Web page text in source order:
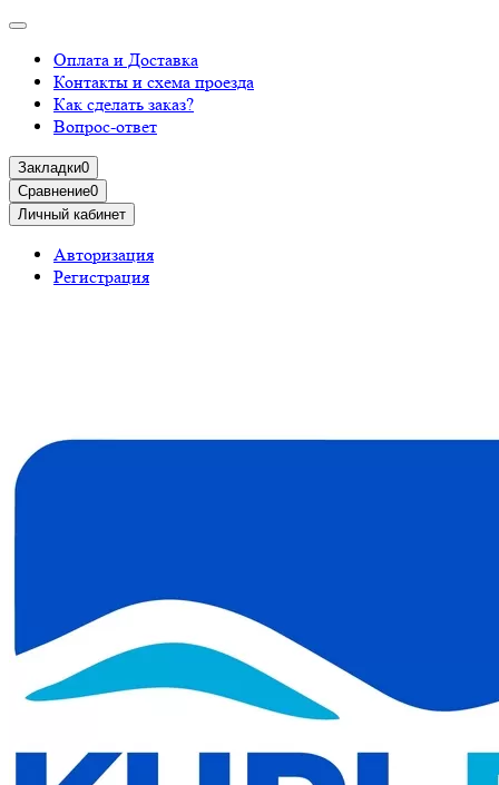
Оплата и Доставка
Контакты и схема проезда
Как сделать заказ?
Вопрос-ответ
Закладки0
Сравнение0
Личный кабинет
Авторизация
Регистрация